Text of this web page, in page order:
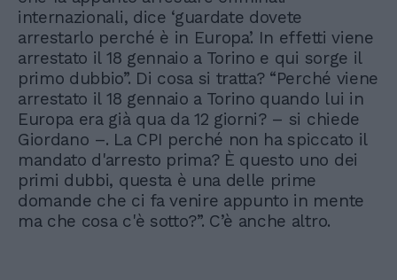
internazionali, dice ‘guardate dovete
arrestarlo perché è in Europa’. In effetti viene
arrestato il 18 gennaio a Torino e qui sorge il
primo dubbio”. Di cosa si tratta? “Perché viene
arrestato il 18 gennaio a Torino quando lui in
Europa era già qua da 12 giorni? – si chiede
Giordano –. La CPI perché non ha spiccato il
mandato d'arresto prima? È questo uno dei
primi dubbi, questa è una delle prime
domande che ci fa venire appunto in mente
ma che cosa c'è sotto?”. C’è anche altro.